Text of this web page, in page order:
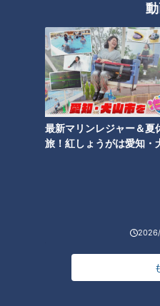
最新マリンレジャー＆夏
旅！紅しょうがは愛知・
2023年1月27日放送
笑顔さわやかアナが愛知県
豊田市の『松丈のコロッ
ケ』を調査！行列のできる
大人気チキンコロッケ！
チャント！
いただきます！ほぼ地元だけ
愛されFOOD
2023/02/08 07:10
グルメ チャント！
2023年2月7日放送